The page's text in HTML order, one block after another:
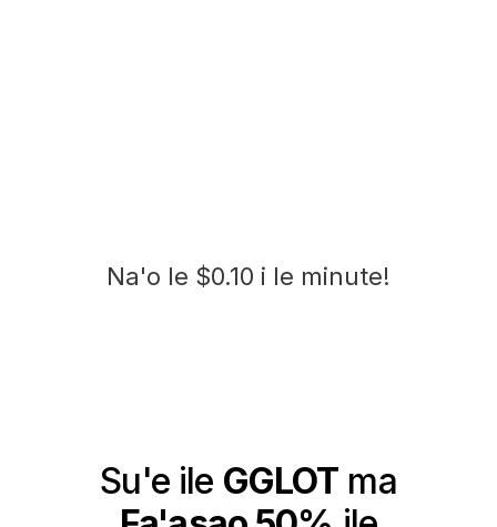
Na'o le $0.10 i le minute!
Su'e ile GGLOT ma